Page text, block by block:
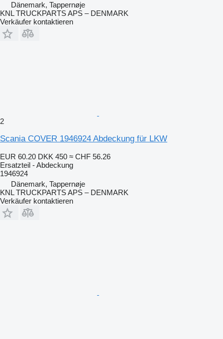
Dänemark, Tappernøje
KNL TRUCKPARTS APS – DENMARK
Verkäufer kontaktieren
2
Scania COVER 1946924 Abdeckung für LKW
EUR 60.20 DKK 450 ≈ CHF 56.26
Ersatzteil - Abdeckung
1946924
Dänemark, Tappernøje
KNL TRUCKPARTS APS – DENMARK
Verkäufer kontaktieren